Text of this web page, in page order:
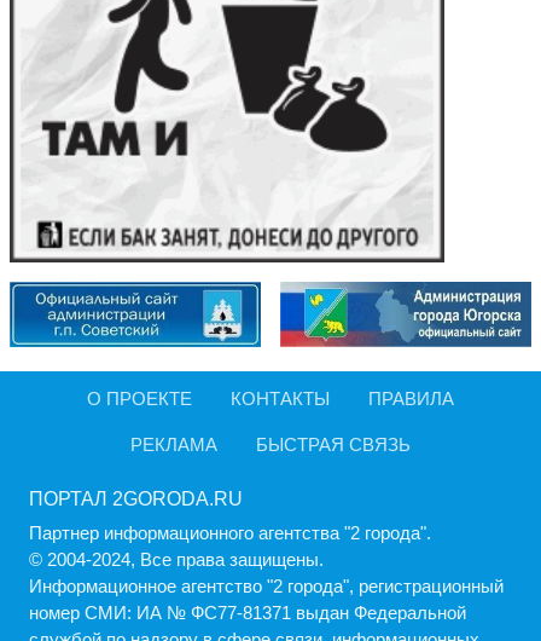
О ПРОЕКТЕ КОНТАКТЫ ПРАВИЛА
РЕКЛАМА БЫСТРАЯ СВЯЗЬ
ПОРТАЛ 2GORODA.RU
Партнер информационного агентства "2 города".
© 2004-2024, Все права защищены.
Информационное агентство "2 города", регистрационный
номер СМИ: ИА № ФС77-81371 выдан Федеральной